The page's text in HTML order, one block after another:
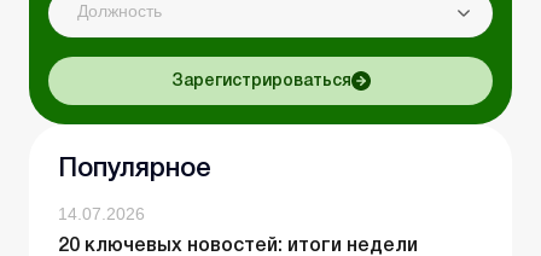
Должность
Зарегистрироваться
Популярное
14.07.2026
20 ключевых новостей: итоги недели